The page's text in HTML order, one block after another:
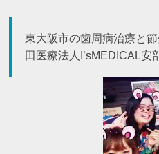
東大阪市の歯周病治療と
田医療法人I’sMEDICAL安